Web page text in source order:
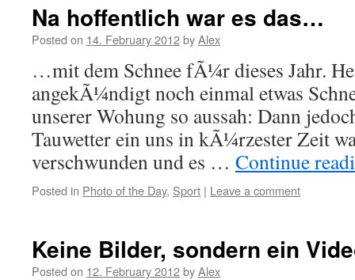
Na hoffentlich war es das…
Posted on 14. February 2012byAlex
…mit dem Schnee fÃ¼r dieses Jahr.
angekÃ¼ndigt noch einmal etwas
unserer Wohung so aussah: Dann
Tauwetter ein uns in kÃ¼rzester Zeit
verschwunden und es … Continue
Posted in Photo of the Day, Sport | Leave a comment
Keine Bilder, sondern ein
Posted on 12. February 2012byAlex